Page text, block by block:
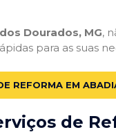
Dourados, MG,
para as suas
REFORMA EM
de